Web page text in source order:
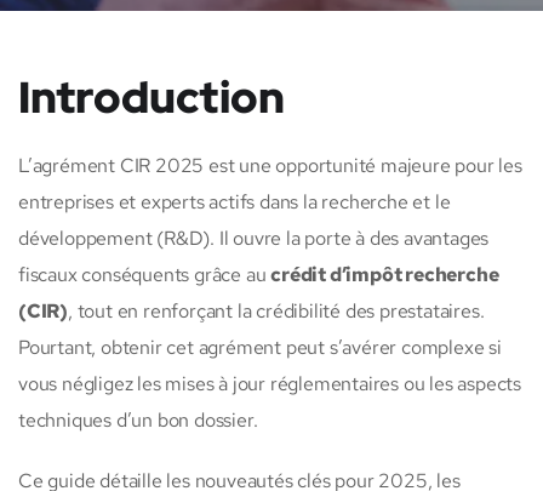
Introduction
L’agrément CIR 2025 est une opportunité majeure pour les
entreprises et experts actifs dans la recherche et le
développement (R&D). Il ouvre la porte à des avantages
fiscaux conséquents grâce aucrédit d’impôt recherche
(CIR), tout en renforçant la crédibilité des prestataires.
Pourtant, obtenir cet agrément peut s’avérer complexe si
vous négligez les mises à jour réglementaires ou les aspects
techniques d’un bon dossier.
Ce guide détaille les nouveautés clés pour 2025, les